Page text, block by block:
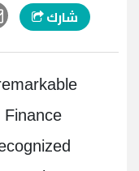
شارك